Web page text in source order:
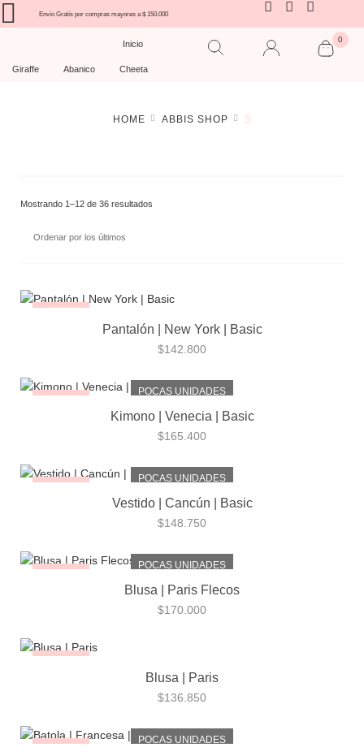
Envío Gratís por compras mayores a $ 150.000
Inicio
Giraffe Abanico Cheeta
0
HOME ABBIS SHOP S
Mostrando 1–12 de 36 resultados
Pantalón | New York | Basic
$142.800
POCAS UNIDADES
Kimono | Venecia | Basic
$165.400
POCAS UNIDADES
Vestido | Cancún | Basic
$148.750
POCAS UNIDADES
Blusa | Paris Flecos
$170.000
Blusa | Paris
$136.850
POCAS UNIDADES